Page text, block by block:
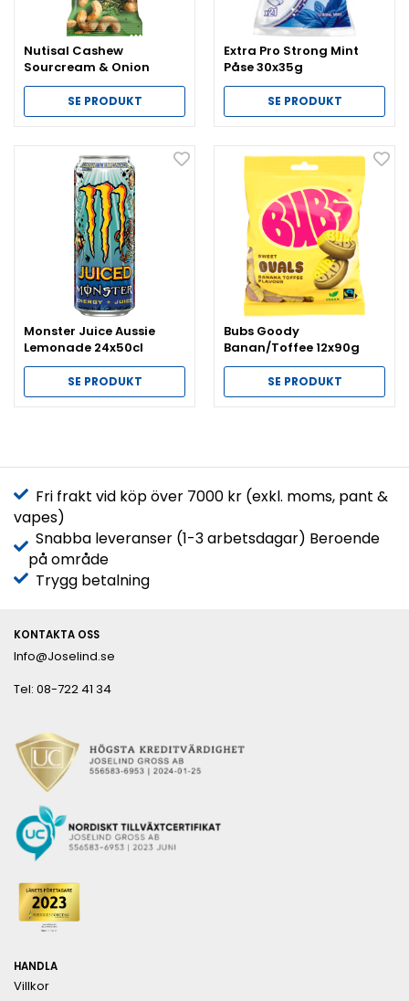
Nutisal Cashew
Sourcream & Onion
14x60g
SE PRODUKT
Extra Pro Strong Mint
Påse 30x35g
SE PRODUKT
Monster Juice Aussie
Lemonade 24x50cl
SE PRODUKT
Bubs Goody
Banan/Toffee 12x90g
SE PRODUKT
Fri frakt vid köp över 7000 kr (exkl. moms, pant &
vapes)
Snabba leveranser (1-3 arbetsdagar) Beroende
på område
Trygg betalning
KONTAKTA OSS
Info@Joselind.se
Tel: 08-722 41 34
HANDLA
Villkor